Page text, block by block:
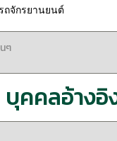
ถจักรยานยนต์
บุคคลอ้างอิ